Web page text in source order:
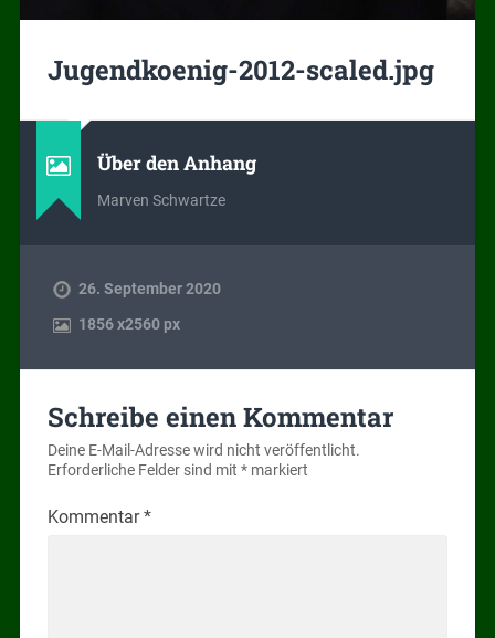
Jugendkoenig-2012-scaled.jpg
Über den Anhang
Marven Schwartze
26. September 2020
1856x2560 px
Schreibe einen Kommentar
Deine E-Mail-Adresse wird nicht veröffentlicht.
Erforderliche Felder sind mit *markiert
Kommentar*